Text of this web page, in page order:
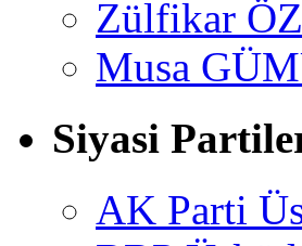
Zülfikar
Musa
Siyasi
AK Parti